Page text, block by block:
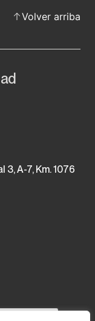
Volver arriba
A-7, Km. 1076